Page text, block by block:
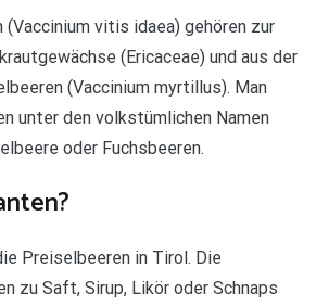
(Vaccinium vitis idaea) gehören zur
(Ericaceae) und aus der
(Vaccinium myrtillus). Man
unter den volkstümlichen Namen
oder Fuchsbeeren.
Preiselbeeren in Tirol. Die
zu Saft, Sirup, Likör oder Schnaps